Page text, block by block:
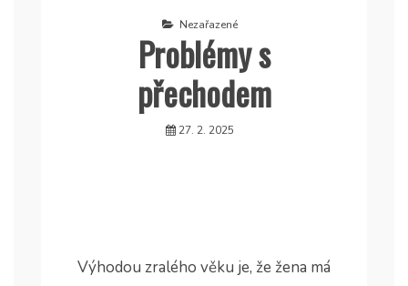
Nezařazené
Problémy s
přechodem
27. 2. 2025
Výhodou zralého věku je, že žena má